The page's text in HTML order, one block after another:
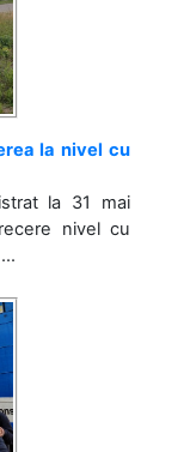
la nivel cu
la 31 mai
nivel cu